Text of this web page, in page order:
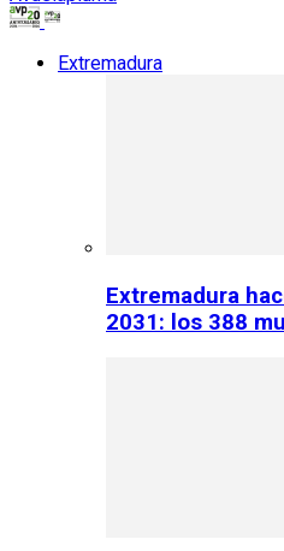
Extremadura
Extremadura
2031: los 388